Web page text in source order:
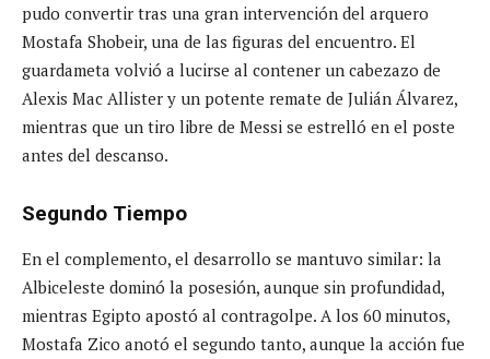
pudo convertir tras una gran intervención del arquero
Mostafa Shobeir, una de las figuras del encuentro. El
guardameta volvió a lucirse al contener un cabezazo de
Alexis Mac Allister y un potente remate de Julián Álvarez,
mientras que un tiro libre de Messi se estrelló en el poste
antes del descanso.
Segundo Tiempo
En el complemento, el desarrollo se mantuvo similar: la
Albiceleste dominó la posesión, aunque sin profundidad,
mientras Egipto apostó al contragolpe. A los 60 minutos,
Mostafa Zico anotó el segundo tanto, aunque la acción fue